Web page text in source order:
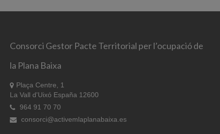
Consorci Gestor Pacte Territorial per l’ocupació de
la Plana Baixa
Plaça Centre, 1
La Vall d'Uixó España 12600
964 91 70 70
consorci@activemlaplanabaixa.es